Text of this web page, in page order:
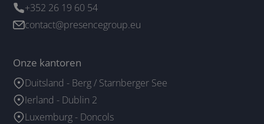
+352 26 19 60 54
contact@presencegroup.eu
Onze kantoren
Duitsland - Berg / Starnberger See
Ierland - Dublin 2
Luxemburg - Doncols